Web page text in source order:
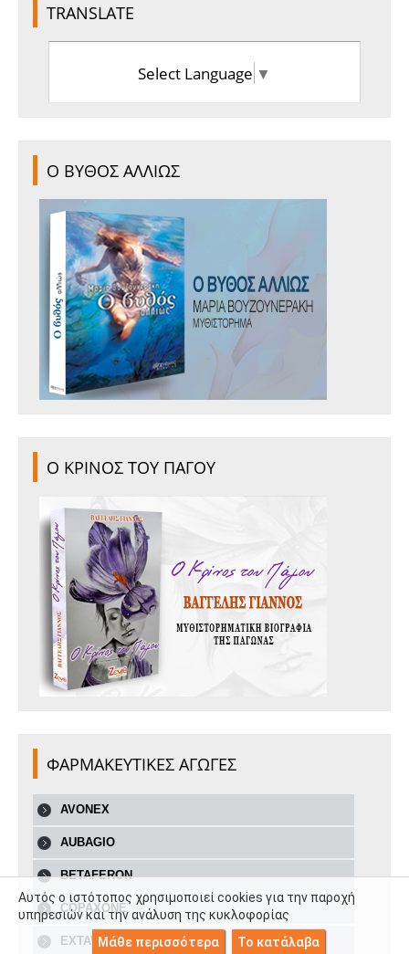
TRANSLATE
Select Language ▼
Ο ΒΥΘΟΣ ΑΛΛΙΩΣ
Ο ΚΡΙΝΟΣ ΤΟΥ ΠΑΓΟΥ
ΦΑΡΜΑΚΕΥΤΙΚΕΣ ΑΓΩΓΕΣ
AVONEX
AUBAGIO
BETAFERON
COPAXONE
EXTAVIA
Αυτός ο ιστότοπος χρησιμοποιεί cookies για την παροχή
υπηρεσιών και την ανάλυση της κυκλοφορίας
Μάθε περισσότερα
Το κατάλαβα